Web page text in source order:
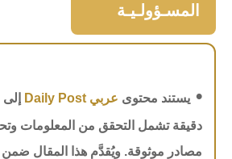
المسـؤولـيـة
• يستند محتوى عربي Daily Post
دقيقة تشمل التحقق من المعلومات
مصادر موثوقة. ويُقدَّم هذا المقال ضمن